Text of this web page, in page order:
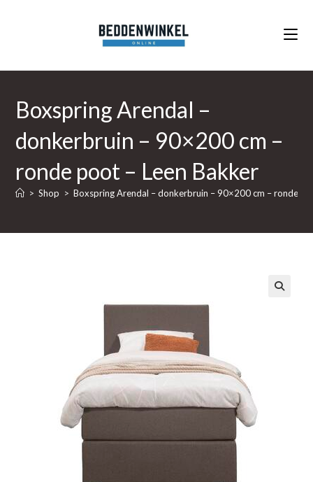
Boxspring Arendal –
donkerbruin – 90×200 cm –
ronde poot – Leen Bakker
> Shop > Boxspring Arendal – donkerbruin – 90×200 cm – ronde